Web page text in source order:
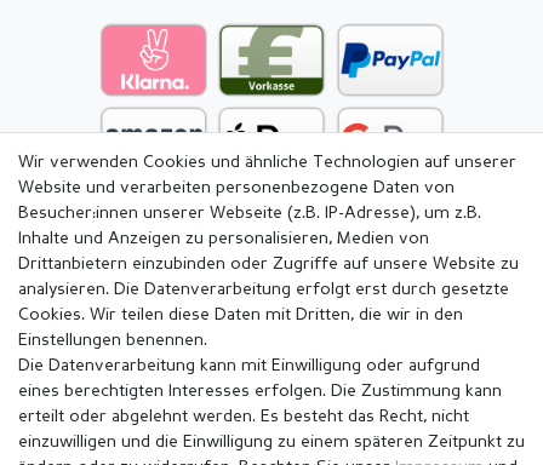
Wir verwenden Cookies und ähnliche Technologien auf unserer
Website und verarbeiten personenbezogene Daten von
Besucher:innen unserer Webseite (z.B. IP-Adresse), um z.B.
Inhalte und Anzeigen zu personalisieren, Medien von
Drittanbietern einzubinden oder Zugriffe auf unsere Website zu
analysieren. Die Datenverarbeitung erfolgt erst durch gesetzte
Cookies. Wir teilen diese Daten mit Dritten, die wir in den
Einstellungen benennen.
Die Datenverarbeitung kann mit Einwilligung oder aufgrund
eines berechtigten Interesses erfolgen. Die Zustimmung kann
erteilt oder abgelehnt werden. Es besteht das Recht, nicht
einzuwilligen und die Einwilligung zu einem späteren Zeitpunkt zu